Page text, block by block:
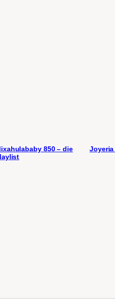
850 – die
Joyeria